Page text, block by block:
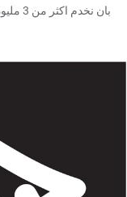
بان نخدم اكثر من 3 مليون عميل على مستوى محافظات مصر